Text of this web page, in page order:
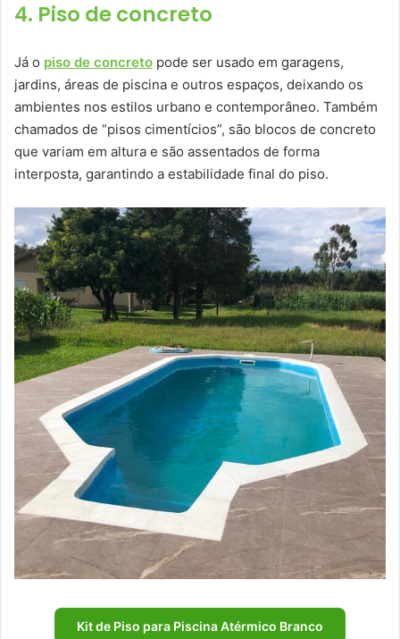
4. Piso de concreto
Já o piso de concreto pode ser usado em garagens,
jardins, áreas de piscina e outros espaços, deixando os
ambientes nos estilos urbano e contemporâneo. Também
chamados de “pisos cimentícios”, são blocos de concreto
que variam em altura e são assentados de forma
interposta, garantindo a estabilidade final do piso.
Kit de Piso para Piscina Atérmico Branco